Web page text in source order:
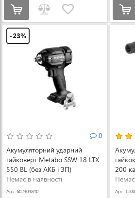
-23%
0
Акумуляторний ударний
гайковерт Metabo SSW 18 LTX
550 BL (без АКБ і ЗП)
(602404840)
Немає в наявності
Арт: 602404840
200
Немає
Арт: 1100